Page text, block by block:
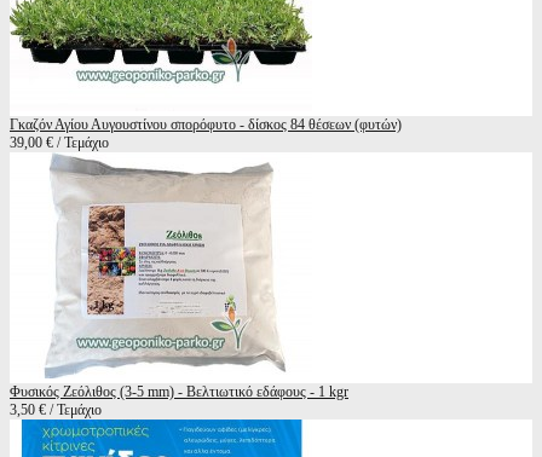
Γκαζόν Αγίου Αυγουστίνου σπορόφυτο - δίσκος 84 θέσεων (φυτών)
39,00 € / Τεμάχιο
Φυσικός Ζεόλιθος (3-5 mm) - Βελτιωτικό εδάφους - 1 kgr
3,50 € / Τεμάχιο